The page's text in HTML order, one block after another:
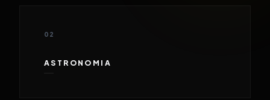
02
ASTRONOMIA